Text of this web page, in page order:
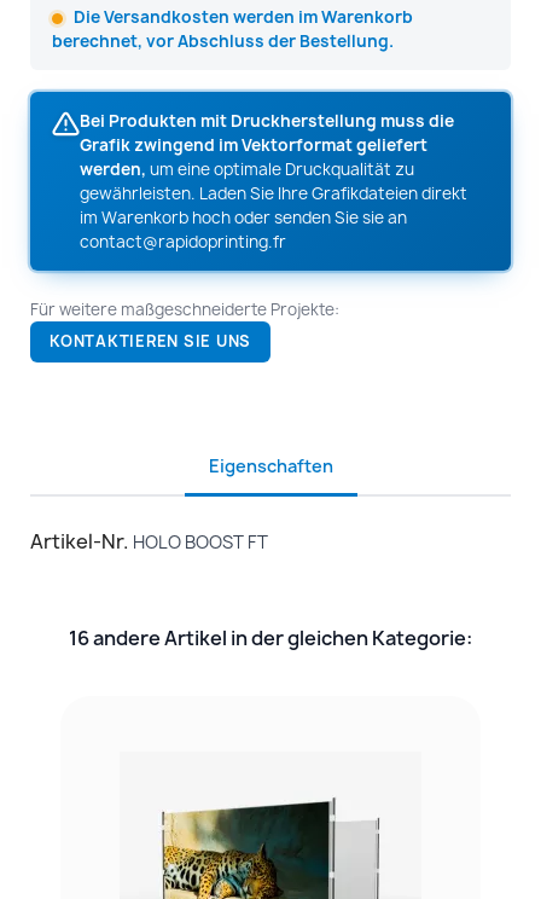
Die Versandkosten werden im Warenkorb
berechnet, vor Abschluss der Bestellung.
Bei Produkten mit Druckherstellung muss die
Grafik zwingend im Vektorformat geliefert
werden, um eine optimale Druckqualität zu
gewährleisten. Laden Sie Ihre Grafikdateien direkt
im Warenkorb hoch oder senden Sie sie an
contact@rapidoprinting.fr
Für weitere maßgeschneiderte Projekte:
KONTAKTIEREN SIE UNS
Eigenschaften
Artikel-Nr. HOLO BOOST FT
16 andere Artikel in der gleichen Kategorie: